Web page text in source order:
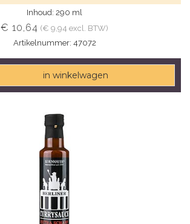
Inhoud: 290 ml
€ 10,64 (€ 9,94 excl. BTW)
Artikelnummer: 47072
in winkelwagen